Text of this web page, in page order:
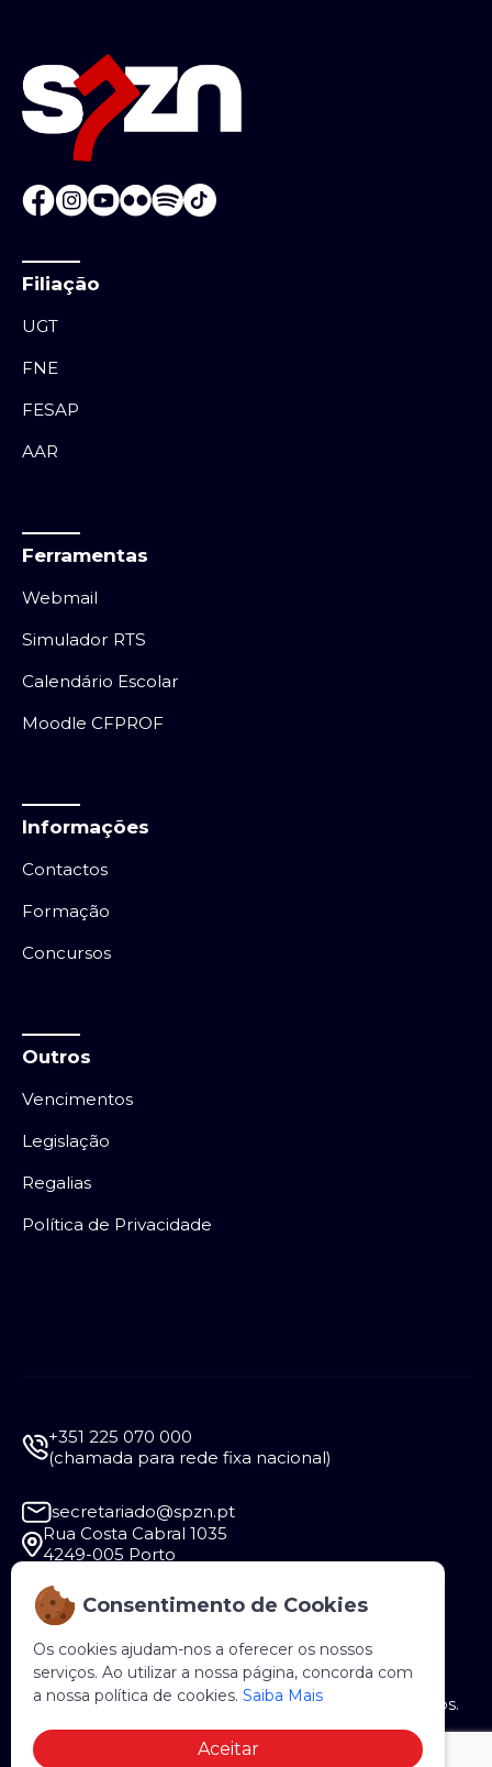
Consentimento de Cookies
Os cookies ajudam-nos a oferecer os nossos
serviços. Ao utilizar a nossa página, concorda com
a nossa política de cookies. Saiba Mais
Aceitar
Filiação
UGT
FNE
FESAP
AAR
Ferramentas
Webmail
Simulador RTS
Calendário Escolar
Moodle CFPROF
Informações
Contactos
Formação
Concursos
Outros
Vencimentos
Legislação
Regalias
Política de Privacidade
+351 225 070 000
(chamada para rede fixa nacional)
secretariado@spzn.pt
Rua Costa Cabral 1035
4249-005 Porto
Segunda a Sexta - 9:30 às 12:30 e das 14:00 às
18:00
Copyright © 2026 SPZN. Todos os direitos reservados.